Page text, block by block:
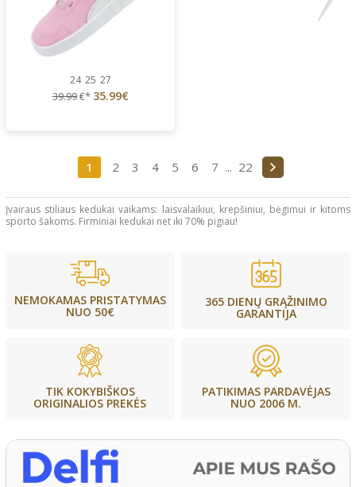
24 25 27
39.99€* 35.99€
1 2 3 4 5 6 7 ... 22
Įvairaus stiliaus kedukai vaikams: laisvalaikiui, krepšiniui, bėgimui ir kitoms
sporto šakoms. Firminiai kedukai net iki 70% pigiau!
NEMOKAMAS PRISTATYMAS
NUO 50€
365 DIENŲ GRĄŽINIMO
GARANTIJA
TIK KOKYBIŠKOS
ORIGINALIOS PREKĖS
PATIKIMAS PARDAVĖJAS
NUO 2006 M.